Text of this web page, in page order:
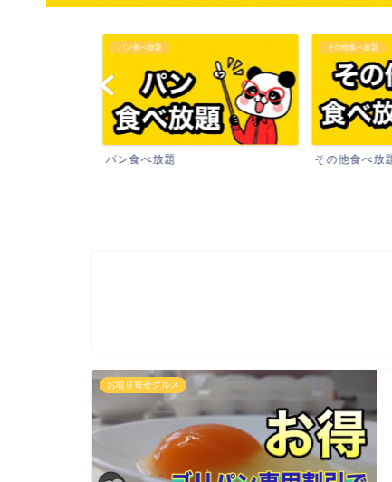
パン食べ放題
パン食べ放題
その他食べ放題
その他食べ放題
お取り寄せグルメ